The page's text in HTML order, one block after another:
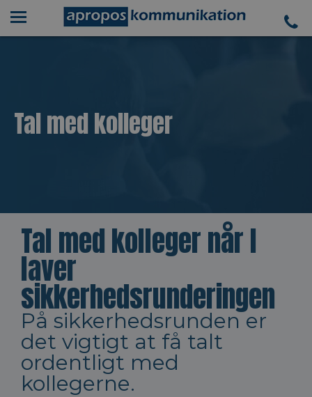
Tal med kolleger
Tal med kolleger når I
laver
sikkerhedsrunderingen
På sikkerhedsrunden er
det vigtigt at få talt
ordentligt med
kollegerne.